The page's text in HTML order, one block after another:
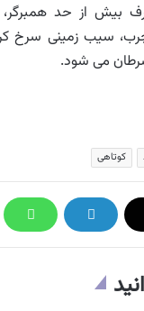
بیش از حد
سیب زمینی
می شود.
کوتاهی